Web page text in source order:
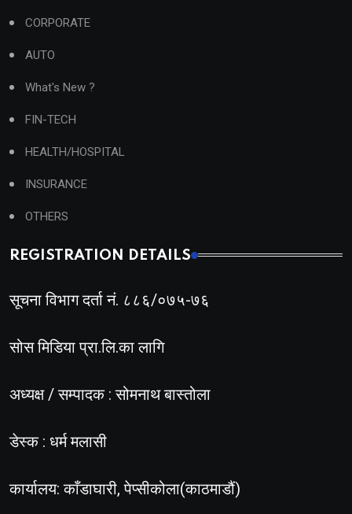
CORPORATE
AUTO
What's New ?
FIN-TECH
HEALTH/HOSPITAL
INSURANCE
OTHERS
REGISTRATION DETAILS
सूचना विभाग दर्ता नं. ८८६/०७५-७६
सोस मिडिया प्रा.लि.का लागि
अध्यक्ष / सम्पादक : सोमनाथ बास्तोला
डेस्क : धर्म मलासी
कार्यालय: काँडाघारी, पेप्सीकोला(काठमाडौं)